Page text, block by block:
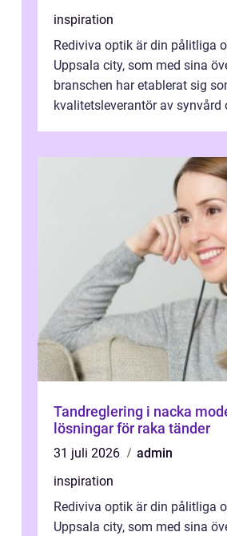
inspiration
Rediviva optik är din pålitliga
Uppsala city, som med sina
branschen har etablerat sig
kvalitetsleverantör av synvård
Tandreglering i nacka moderna
lösningar för raka tänder
31 juli 2026
admin
inspiration
Rediviva optik är din pålitliga
Uppsala city, som med sina